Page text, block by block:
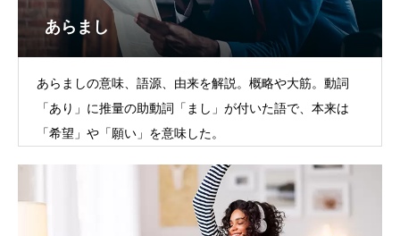
あらまし
あらましの意味、語源、由来を解説。概略や大筋。動詞
「あり」に推量の助動詞「まし」が付いた語で、本来は
「希望」や「願い」を意味した。